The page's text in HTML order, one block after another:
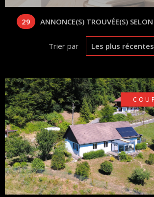
29 ANNONCE(S) TROUVÉE(S) SELON
Trier par Les plus récentes
VOIR LE BIEN